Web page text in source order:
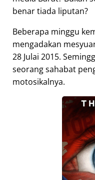
benar tiada liputan?
Beberapa minggu
mengadakan
28 Julai 2015.
seorang sahabat
motosikalnya.